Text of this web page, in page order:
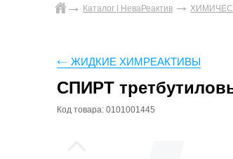
Каталог | НеваРеактив
ЖИДКИЕ ХИМРЕАКТИВЫ
СПИРТ
Код товара: 0101001445